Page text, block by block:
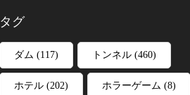
タグ
ダム (117) トンネル (460)
ホテル (202) ホラーゲーム (8)